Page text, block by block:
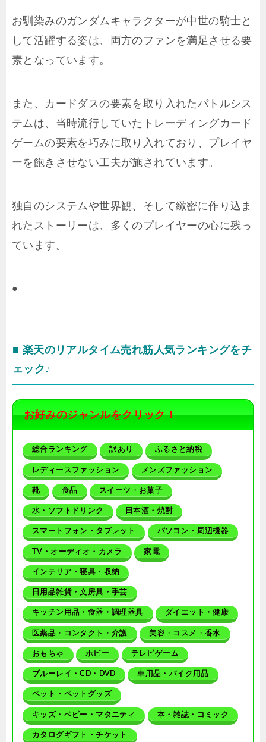
お馴染みのガンダムキャラクターが中世の騎士と
して活躍する姿は、両方のファンを満足させる要
素となっています。
また、カードダスの要素を取り入れたバトルシス
テムは、当時流行していたトレーディングカード
ゲームの要素を巧みに取り入れており、プレイヤ
ーを飽きさせない工夫が施されています。
独自のシステムや世界観、そして緻密に作り込ま
れたストーリーは、多くのプレイヤーの心に残っ
ています。
●
■ 楽天のリアルタイム売れ筋人気ランキングをチ
ェック♪
お好みのジャンルをクリック！
総合ランキング 訳あり ふるさと納税
レディースファッション メンズファッション
靴 食品 スイーツ・お菓子
水・ソフトドリンク 日本酒・焼酎
スマートフォン・タブレット パソコン・周辺機器
TV・オーディオ・カメラ 家電
インテリア・寝具・収納
日用品雑貨・文房具・手芸
キッチン用品・食器・調理器具 ダイエット・健康
医薬品・コンタクト・介護 美容・コスメ・香水
おもちゃ ホビー テレビゲーム
ブルーレイ・CD・DVD 車用品・バイク用品
ペット・ペットグッズ
キッズ・ベビー・マタニティ 本・雑誌・コミック
カタログギフト・チケット